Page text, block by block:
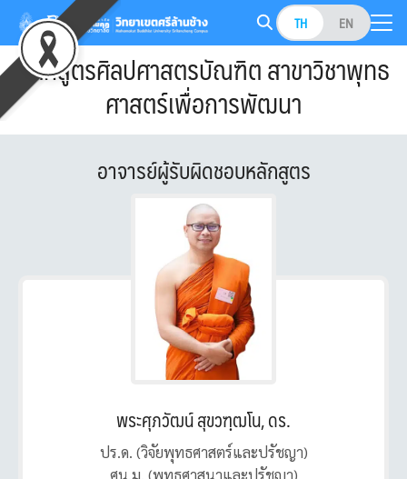
Skip
content
TH EN
Search
for:
หลักสูตรศิลปศาสตรบัณฑิต สาขาวิชาพุทธ
ศาสตร์เพื่อการพัฒนา
อาจารย์ผู้รับผิดชอบหลักสูตร
พระศุภวัฒน์ สุขวฑฺฒโน, ดร.
ปร.ด. (วิจัยพุทธศาสตร์และปรัชญา)
ศน.ม. (พุทธศาสนาและปรัชญา)